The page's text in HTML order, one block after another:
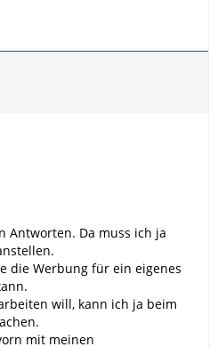
Antworten. Da muss ich ja
die Werbung für ein eigenes
will, kann ich ja beim
mit meinen